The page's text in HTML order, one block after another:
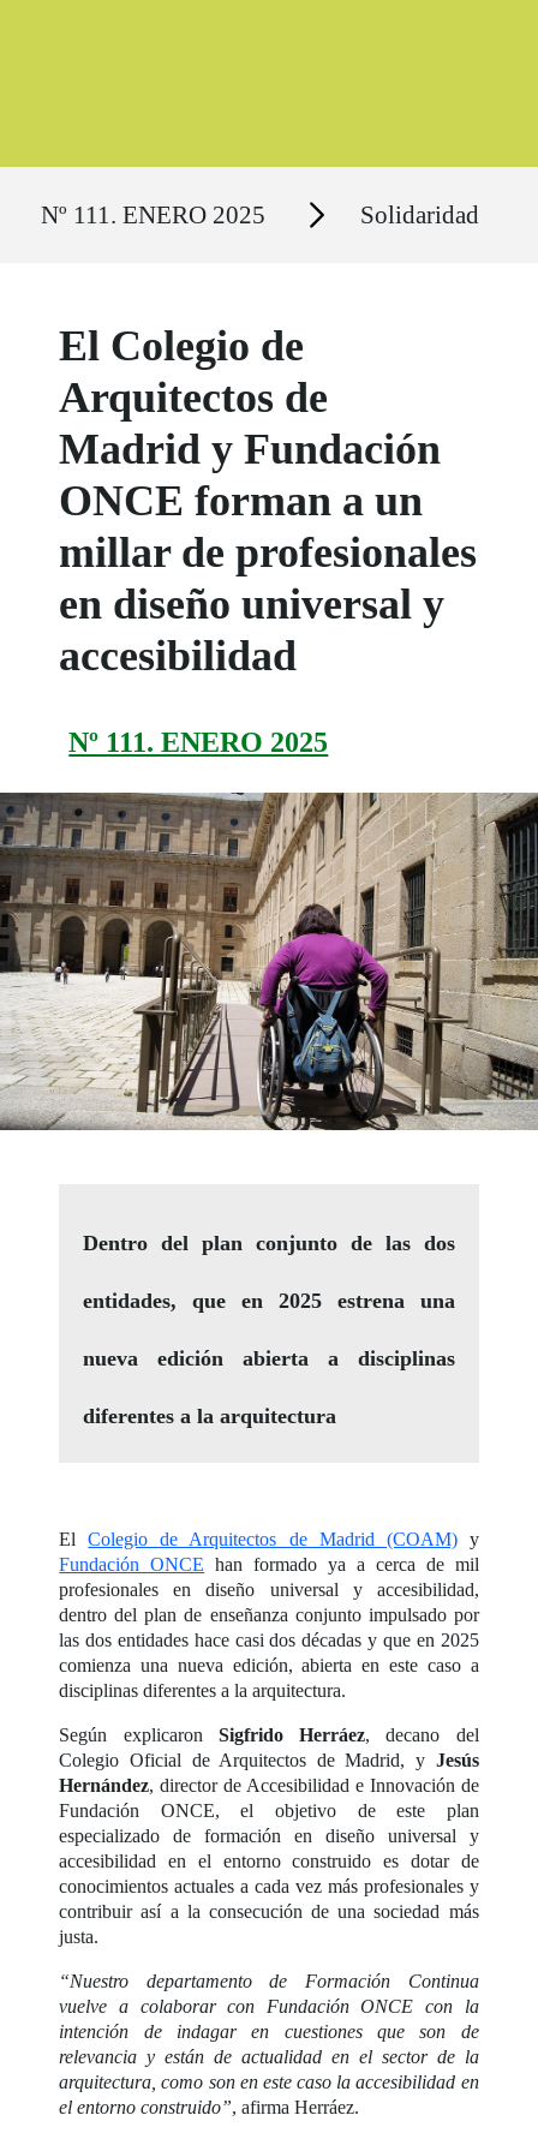
Nº 111. ENERO 2025 Secciones Solidaridad
El Colegio de
Arquitectos de
Madrid y Fundación
ONCE forman a un
millar de profesionales
en diseño universal y
accesibilidad
Nº 111. ENERO 2025
Dentro del plan conjunto de las dos
entidades, que en 2025 estrena una
nueva edición abierta a disciplinas
diferentes a la arquitectura
ElColegio de Arquitectos de Madrid (COAM)y
Fundación ONCE han formado ya a cerca de mil
profesionales en diseño universal y accesibilidad,
dentro del plan de enseñanza conjunto impulsado por
las dos entidades hace casi dos décadas y que en 2025
comienza una nueva edición, abierta en este caso a
disciplinas diferentes a la arquitectura.
Según explicaron Sigfrido Herráez, decano del
Colegio Oficial de Arquitectos de Madrid, y Jesús
Hernández, director de Accesibilidad e Innovación de
Fundación ONCE, el objetivo de este plan
especializado de formación en diseño universal y
accesibilidad en el entorno construido es dotar de
conocimientos actuales a cada vez más profesionales y
contribuir así a la consecución de una sociedad más
justa.
“Nuestro departamento de Formación Continua
vuelve a colaborar con Fundación ONCE con la
intención de indagar en cuestiones que son de
relevancia y están de actualidad en el sector de la
arquitectura, como son en este caso la accesibilidad en
el entorno construido”, afirma Herráez.